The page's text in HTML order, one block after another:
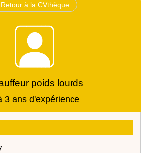
Retour à la CVthèque
poids lourds
3 ans d'expérience